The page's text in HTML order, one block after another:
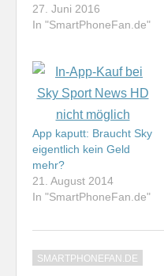
27. Juni 2016
In "SmartPhoneFan.de"
App kaputt: Braucht Sky
eigentlich kein Geld
mehr?
21. August 2014
In "SmartPhoneFan.de"
SMARTPHONEFAN.DE